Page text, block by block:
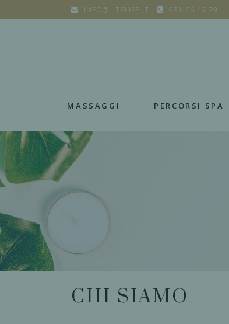
INFO@LITELIFE.IT 081 66 49 29
MASSAGGI PERCORSI SPA
CHI SIAMO